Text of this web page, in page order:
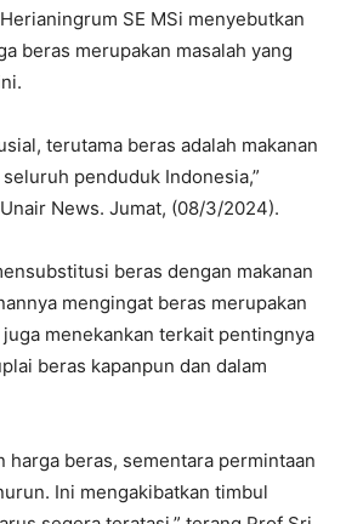
SE MSi menyebutkan
beras merupakan masalah yang
terutama beras adalah makanan
penduduk Indonesia,”
News. Jumat, (08/3/2024).
beras dengan makanan
mengingat beras merupakan
menekankan terkait pentingnya
beras kapanpun dan dalam
harga beras, sementara permintaan
Ini mengakibatkan timbul